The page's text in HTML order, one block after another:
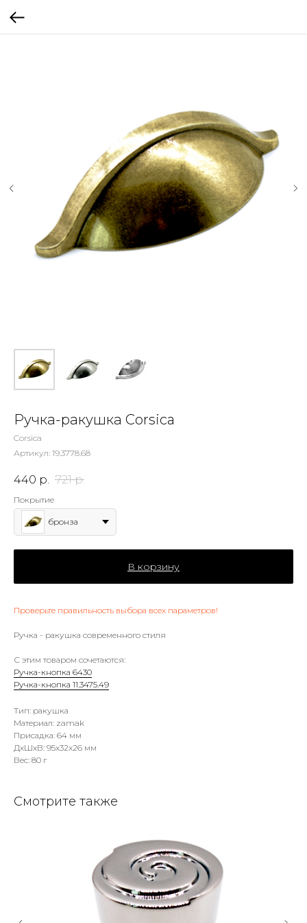
Ручка-ракушка Corsica
Corsica
Артикул: 19.3778.68
440 р. 721 р.
Покрытие
бронза
В корзину
Проверьте правильность выбора всех параметров!
Ручка - ракушка современного стиля
С этим товаром сочетаются:
Ручка-кнопка 6430
Ручка-кнопка 11.3475.49
Тип: ракушка
Материал: zamak
Присадка: 64 мм
ДxШxВ: 95x32x26 мм
Вес: 80 г
Смотрите также